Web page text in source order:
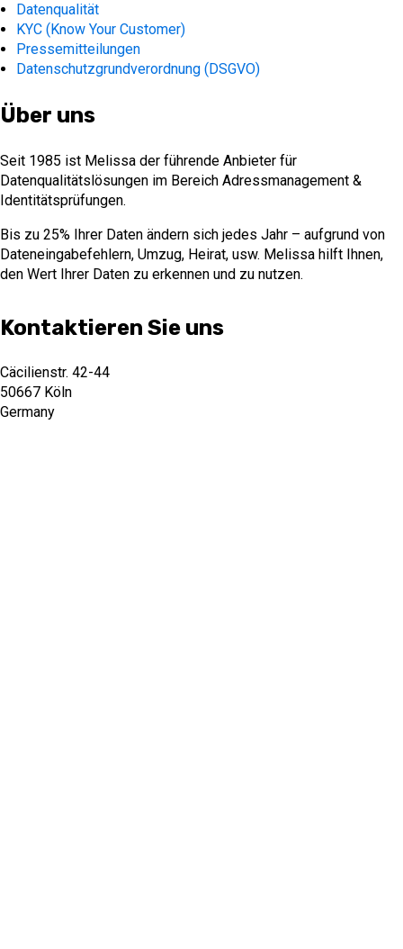
Datenqualität
KYC (Know Your Customer)
Pressemitteilungen
Datenschutzgrundverordnung (DSGVO)
Über uns
Seit 1985 ist Melissa der führende Anbieter für
Datenqualitätslösungen im Bereich Adressmanagement &
Identitätsprüfungen.
Bis zu 25% Ihrer Daten ändern sich jedes Jahr – aufgrund von
Dateneingabefehlern, Umzug, Heirat, usw. Melissa hilft Ihnen,
den Wert Ihrer Daten zu erkennen und zu nutzen.
Kontaktieren Sie uns
Cäcilienstr. 42-44
50667 Köln
Germany